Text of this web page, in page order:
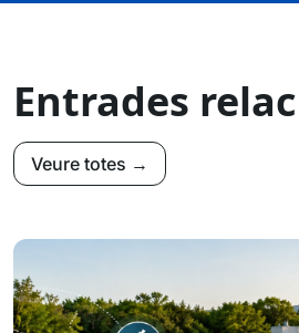
Entrades
Veure totes →